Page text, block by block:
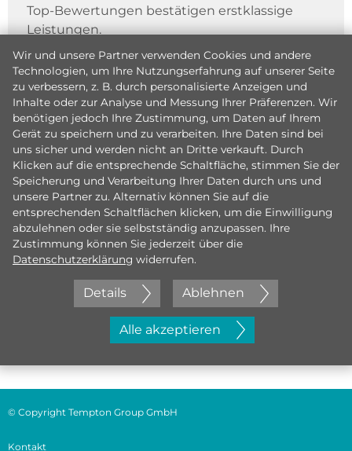
Top-Bewertungen bestätigen erstklassige
Leistungen.
Jetzt initiativ bewerben
Wir und unsere Partner verwenden Cookies und andere
Technologien, um Ihre Nutzungserfahrung auf unserer Seite
zu verbessern, z. B. durch personalisierte Anzeigen und
Inhalte oder zur Analyse und Messung Ihrer Präferenzen. Wir
benötigen jedoch Ihre Zustimmung, um Daten auf Ihrem
Gerät zu speichern und zu verarbeiten. Ihre Daten sind bei
uns sicher und werden nicht an Dritte verkauft. Durch
Klicken auf die entsprechende Schaltfläche, stimmen Sie der
Speicherung und Verarbeitung Ihrer Daten durch uns und
unsere Partner zu. Alternativ können Sie auf die
entsprechenden Schaltflächen klicken, um die Einwilligung
abzulehnen oder sie selbstständig anzupassen. Ihre
Zustimmung können Sie jederzeit über die
Datenschutzerklärung widerrufen.
Details Ablehnen
Alle akzeptieren
© Copyright Tempton Group GmbH
Kontakt